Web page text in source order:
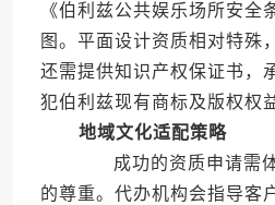
《伯利兹公共娱乐场所安全
图。平面设计资质相对特殊
还需提供知识产权保证书，
犯伯利兹现有商标及版权权
地域文化适配策略
成功的资质申请需体
的尊重。代办机构会指导客